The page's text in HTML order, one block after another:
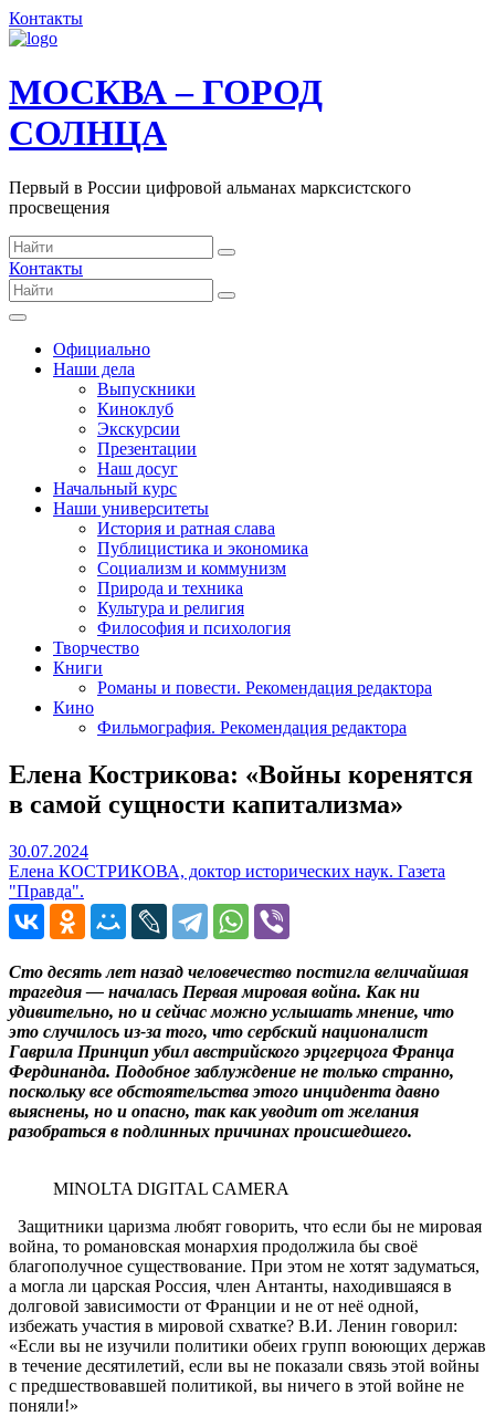
Контакты
МОСКВА – ГОРОД
СОЛНЦА
Первый в России цифровой альманах марксистского
просвещения
Контакты
Официально
Наши дела
Выпускники
Киноклуб
Экскурсии
Презентации
Наш досуг
Начальный курс
Наши университеты
История и ратная слава
Публицистика и экономика
Социализм и коммунизм
Природа и техника
Культура и религия
Философия и психология
Творчество
Книги
Романы и повести. Рекомендация редактора
Кино
Фильмография. Рекомендация редактора
Елена Кострикова: «Войны коренятся
в самой сущности капитализма»
30.07.202430.07.2024
Елена КОСТРИКОВА, доктор исторических наук. Газета
"Правда".
Сто десять лет назад человечество постигла величайшая
трагедия — началась Первая мировая война. Как ни
удивительно, но и сейчас можно услышать мнение, что
это случилось из-за того, что сербский националист
Гаврила Принцип убил австрийского эрцгерцога Франца
Фердинанда. Подобное заблуждение не только странно,
поскольку все обстоятельства этого инцидента давно
выяснены, но и опасно, так как уводит от желания
разобраться в подлинных причинах происшедшего.
MINOLTA DIGITAL CAMERA
Защитники царизма любят говорить, что если бы не мировая
война, то романовская монархия продолжила бы своё
благополучное существование. При этом не хотят задуматься,
а могла ли царская Россия, член Антанты, находившаяся в
долговой зависимости от Франции и не от неё одной,
избежать участия в мировой схватке? В.И. Ленин говорил:
«Если вы не изучили политики обеих групп воюющих держав
в течение десятилетий, если вы не показали связь этой войны
с предшествовавшей политикой, вы ничего в этой войне не
поняли!»